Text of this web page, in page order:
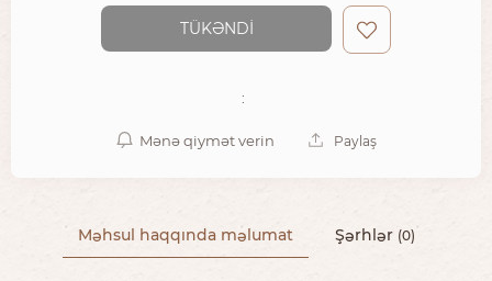
TÜKƏNDİ
:
Mənə qiymət verin Paylaş
Məhsul haqqında məlumat Şərhlər (0)